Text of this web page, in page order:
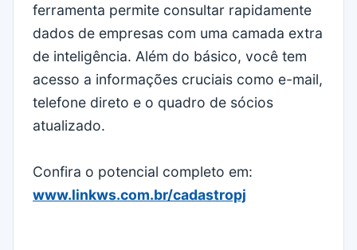
ferramenta permite consultar rapidamente
dados de empresas com uma camada extra
de inteligência. Além do básico, você tem
acesso a informações cruciais como e-mail,
telefone direto e o quadro de sócios
atualizado.
Confira o potencial completo em:
www.linkws.com.br/cadastropj